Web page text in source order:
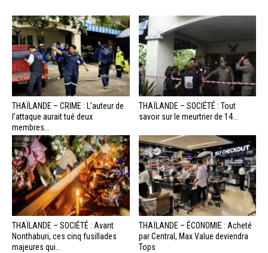
THAÏLANDE – CRIME : L’auteur de
l’attaque aurait tué deux
membres...
THAÏLANDE – SOCIÉTÉ : Tout
savoir sur le meurtrier de 14...
THAÏLANDE – SOCIÉTÉ : Avant
Nonthaburi, ces cinq fusillades
majeures qui...
THAÏLANDE – ÉCONOMIE : Acheté
par Central, Max Value deviendra
Tops